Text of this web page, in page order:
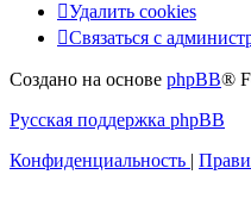
Удалить cookies
Связаться
администрацией
Связаться с админист
Создано на основе phpBB®
Русская поддержка phpBB
Конфиденциальность |